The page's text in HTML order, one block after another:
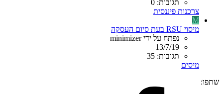
תגובות: 0
צרכנות פיננסית
M
מיסוי RSU בעת סיום העסקה
נפתח על ידי minimizer
13/7/19
תגובות: 35
מיסים
שתפו: